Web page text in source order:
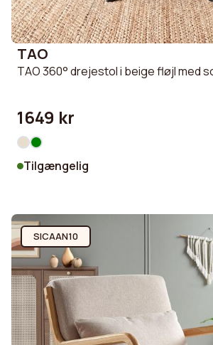
TAO
TAO 360° drejestol i beige fløjl med
1649 kr
Tilgængelig
SICAAN10